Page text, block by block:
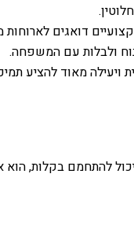
דואגים לארוחות
ולבלות עם המשפחה.
ויעילה מאוד להציע
להתחמם בקלות,